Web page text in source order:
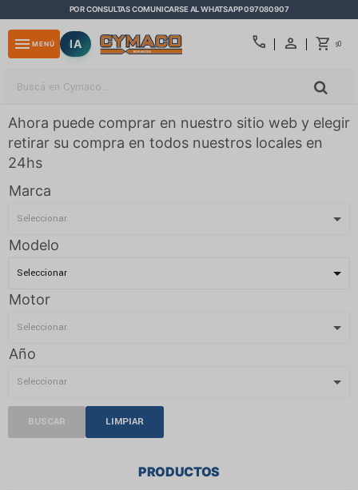
POR CONSULTAS COMUNICARSE AL WHATSAPP 097080907
call $0
menu MENÚ IA
Ahora puede comprar en nuestro sitio web y elegir
retirar su compra en todos nuestros locales en
24hs
Marca
Modelo
Motor
Año
BUSCAR LIMPIAR
PRODUCTOS
close